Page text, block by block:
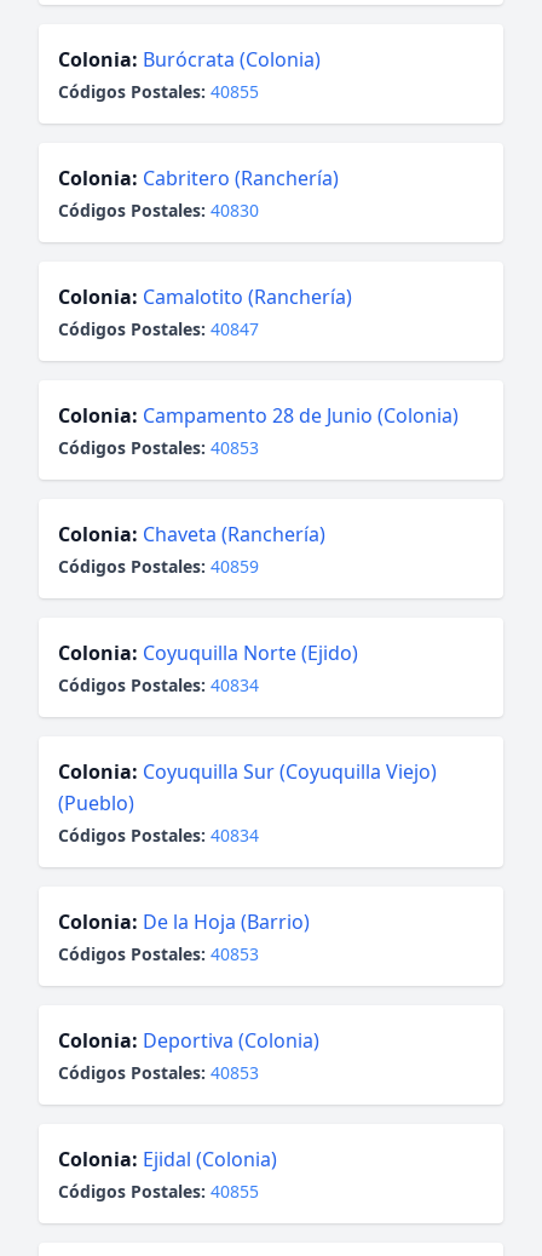
Colonia: Burócrata (Colonia)
Códigos Postales: 40855
Colonia: Cabritero (Ranchería)
Códigos Postales: 40830
Colonia: Camalotito (Ranchería)
Códigos Postales: 40847
Colonia: Campamento 28 de Junio (Colonia)
Códigos Postales: 40853
Colonia: Chaveta (Ranchería)
Códigos Postales: 40859
Colonia: Coyuquilla Norte (Ejido)
Códigos Postales: 40834
Colonia: Coyuquilla Sur (Coyuquilla Viejo)
(Pueblo)
Códigos Postales: 40834
Colonia: De la Hoja (Barrio)
Códigos Postales: 40853
Colonia: Deportiva (Colonia)
Códigos Postales: 40853
Colonia: Ejidal (Colonia)
Códigos Postales: 40855